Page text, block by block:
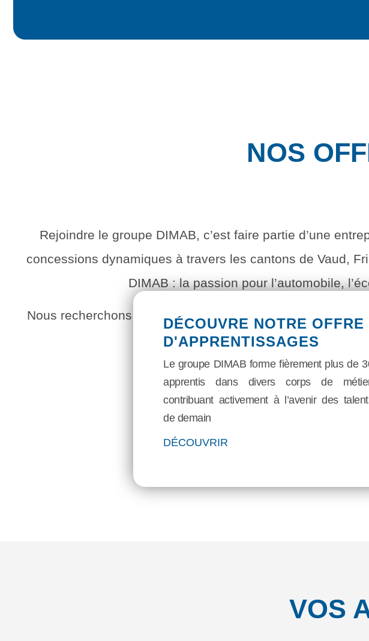
NOS
Rejoindre le groupe DIMAB, c’est faire partie d’une
concessions dynamiques à travers les cantons de Vaud,
DIMAB : la passion pour l’automobile,
Nous recherchons avant tout des talents porteurs des
l’écoute du client et la qualité de
DÉCOUVRE NOTRE OFFRE
D'APPRENTISSAGES
Le groupe DIMAB forme fièrement plus de
apprentis dans divers corps de
contribuant activement à l’avenir des
de demain
DÉCOUVRIR
VOS